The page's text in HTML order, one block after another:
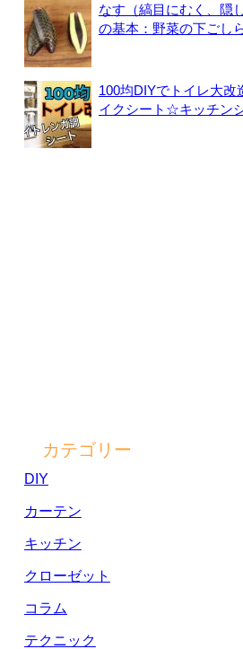
なす（縞目にむく
の基本：野菜の下ごしら
100均DIYでトイレ大
イクシート☆キッチン
カテゴリー
DIY
カーテン
キッチン
クローゼット
コラム
テクニック